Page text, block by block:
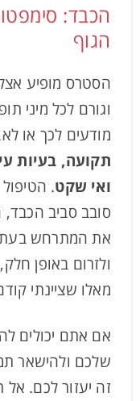
הכבד:
הגוף
הסטרס מופיע
וגורם לכל מיני
מודעים לכך או
תקועה, בעיות
ואי שקט.
סובב סביב
את המתרחש בעת
ולזרום באופן
מאלו שציינתי
אם אתם יכולים
שלכם ולהישאר
זה יעזור לכם.